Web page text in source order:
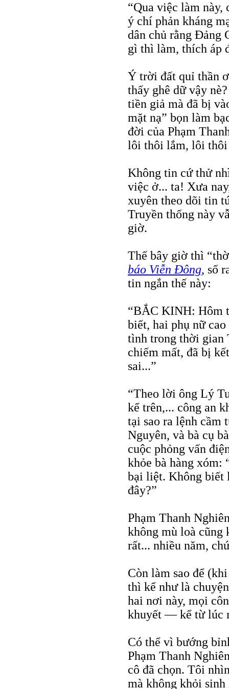
“Qua việc làm này,
ý chí phản kháng
dân chủ rằng Đảng
gì thì làm, thích áp
Ý trời đất quỉ thần
thấy ghê dữ vậy
tiền giả mà đã bị
mặt nạ” bọn làm
đời của Phạm
lôi thôi lắm, lôi
Không tin cứ thử
việc ở... ta! Xưa
xuyên theo dõi tin
Truyền thống này
giờ.
Thế bây giờ thì
báo Viễn Đông, số
tin ngắn thế này:
“BẮC KINH: Hôm
biết, hai phụ nữ
tình trong thời gian
chiếm mất, đã bị
sai...”
“Theo lời ông Lý
kể trên,... công an
tại sao ra lệnh cầm
Nguyên, và bà cụ
cuộc phỏng vấn
khỏe bà hàng xóm:
bại liệt. Không biết
đây?”
Phạm Thanh
không mù loà cũng
rất... nhiều năm,
Còn làm sao để
thì kể như là
hai nơi này, mọi
khuyết — kể từ lúc
Có thể vì bướng
Phạm Thanh
cô đã chọn. Tôi
mà không khỏi